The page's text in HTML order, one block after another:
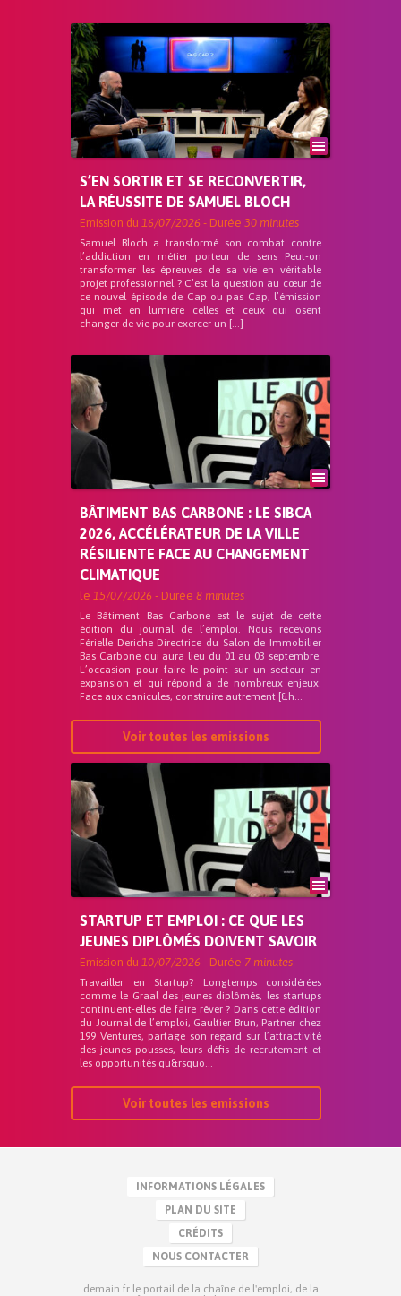
S’EN SORTIR ET SE RECONVERTIR,
LA RÉUSSITE DE SAMUEL BLOCH
Emission du 16/07/2026 - Durée 30 minutes
Samuel Bloch a transformé son combat contre
l’addiction en métier porteur de sens Peut-on
transformer les épreuves de sa vie en véritable
projet professionnel ? C’est la question au cœur de
ce nouvel épisode de Cap ou pas Cap, l’émission
qui met en lumière celles et ceux qui osent
changer de vie pour exercer un […]
BÂTIMENT BAS CARBONE : LE SIBCA
2026, ACCÉLÉRATEUR DE LA VILLE
RÉSILIENTE FACE AU CHANGEMENT
CLIMATIQUE
le 15/07/2026 - Durée 8 minutes
Le Bâtiment Bas Carbone est le sujet de cette
édition du journal de l’emploi. Nous recevons
Férielle Deriche Directrice du Salon de Immobilier
Bas Carbone qui aura lieu du 01 au 03 septembre.
L’occasion pour faire le point sur un secteur en
expansion et qui répond a de nombreux enjeux.
Face aux canicules, construire autrement [&h...
Voir toutes les emissions
STARTUP ET EMPLOI : CE QUE LES
JEUNES DIPLÔMÉS DOIVENT SAVOIR
Emission du 10/07/2026 - Durée 7 minutes
Travailler en Startup? Longtemps considérées
comme le Graal des jeunes diplômés, les startups
continuent-elles de faire rêver ? Dans cette édition
du Journal de l’emploi, Gaultier Brun, Partner chez
199 Ventures, partage son regard sur l’attractivité
des jeunes pousses, leurs défis de recrutement et
les opportunités qu&rsquo...
Voir toutes les emissions
INFORMATIONS LÉGALES
PLAN DU SITE
CRÉDITS
NOUS CONTACTER
demain.fr le portail de la chaîne de l'emploi, de la